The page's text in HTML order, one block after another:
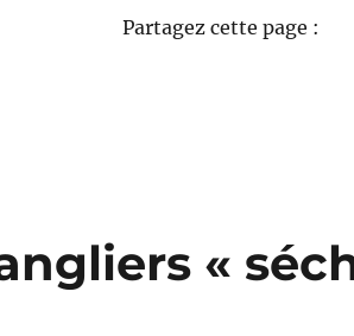
Partagez cette page :
«